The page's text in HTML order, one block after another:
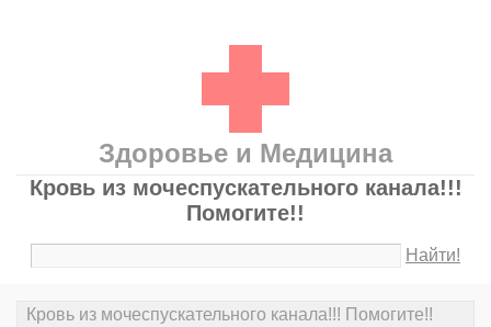
Здоровье и Медицина
Кровь из мочеспускательного канала!!!
Помогите!!
Найти!
Кровь из мочеспускательного канала!!! Помогите!!